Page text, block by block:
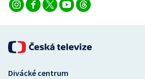
Ostatní
Divácké centrum